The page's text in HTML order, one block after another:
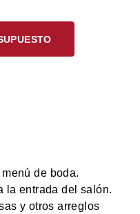
de boda.
la entrada del salón.
y otros arreglos